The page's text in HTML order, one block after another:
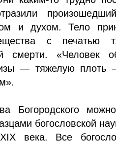
и духом. Тело
с печатью
смерти. «Человек
— тяжелую плоть
Богородского
богословской
века. Все